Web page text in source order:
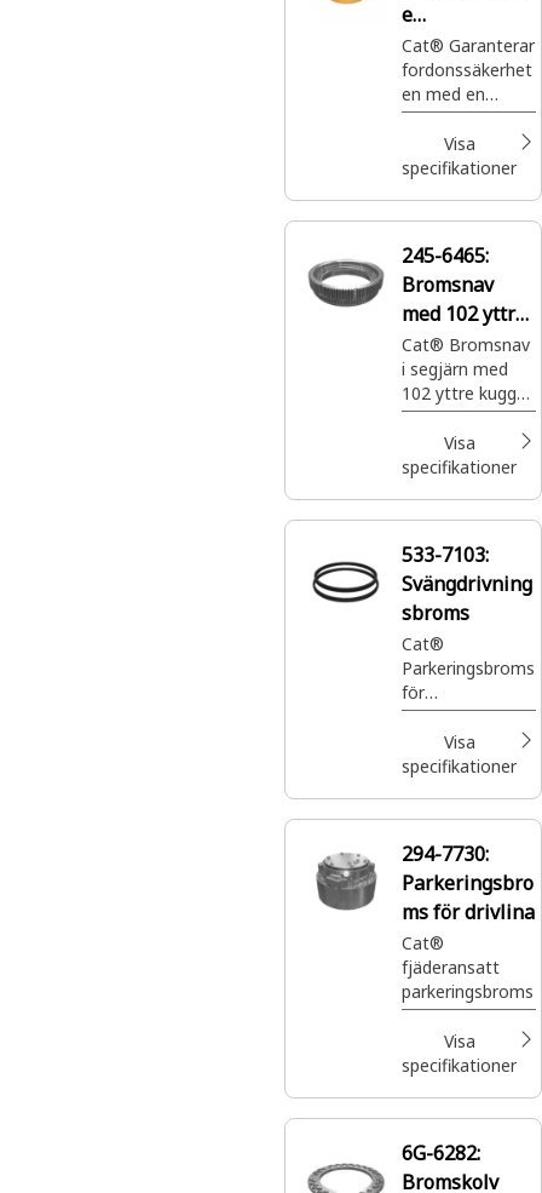
e
säkerhetsbro
ms
Cat® Garanterar
fordonssäkerhet
en med en
grundläggande
broms som är
avgörande för
stoppkraft och
säkerheten
Visa
specifikationer
245-6465:
Bromsnav
med 102 yttre
kuggar
Cat® Bromsnav
i segjärn med
102 yttre kuggar
för färd- och
parkeringsbroms
för slutväxel
Visa
specifikationer
533-7103:
Svängdrivning
sbroms
Cat®
Parkeringsbroms
för
svängdrivningar
Visa
specifikationer
294-7730:
Parkeringsbro
ms för drivlina
Cat®
fjäderansatt
parkeringsbroms
Visa
specifikationer
6G-6282:
Bromskolv